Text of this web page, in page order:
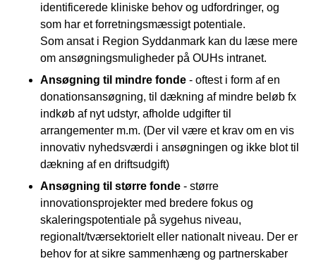
identificerede kliniske behov og udfordringer, og
som har et forretningsmæssigt potentiale.
Som ansat i Region Syddanmark kan du læse mere
om ansøgningsmuligheder på OUHs intranet.
Ansøgning til mindre fonde - oftest i form af en
donationsansøgning, til dækning af mindre beløb fx
indkøb af nyt udstyr, afholde udgifter til
arrangementer m.m. (Der vil være et krav om en vis
innovativ nyhedsværdi i ansøgningen og ikke blot til
dækning af en driftsudgift)
Ansøgning til større fonde - større
innovationsprojekter med bredere fokus og
skaleringspotentiale på sygehus niveau,
regionalt/tværsektorielt eller nationalt niveau. Der er
behov for at sikre sammenhæng og partnerskaber